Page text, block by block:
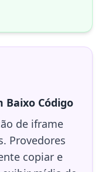
Código
de iframe
Provedores
copiar e